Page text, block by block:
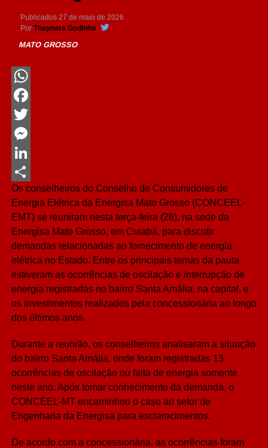
Publicados 27 de maio de 2026
Por Thaynara Godinho
MATO GROSSO
WhatsApp
Facebook
Twitter
Messenger
LinkedIn
Share
Os conselheiros do Conselho de Consumidores de
Energia Elétrica da Energisa Mato Grosso (CONCEEL-
EMT) se reuniram nesta terça-feira (26), na sede da
Energisa Mato Grosso, em Cuiabá, para discutir
demandas relacionadas ao fornecimento de energia
elétrica no Estado. Entre os principais temas da pauta
estiveram as ocorrências de oscilação e interrupção de
energia registradas no bairro Santa Amália, na capital, e
os investimentos realizados pela concessionária ao longo
dos últimos anos.
Durante a reunião, os conselheiros analisaram a situação
do bairro Santa Amália, onde foram registradas 13
ocorrências de oscilação ou falta de energia somente
neste ano. Após tomar conhecimento da demanda, o
CONCEEL-MT encaminhou o caso ao setor de
Engenharia da Energisa para esclarecimentos.
De acordo com a concessionária, as ocorrências foram